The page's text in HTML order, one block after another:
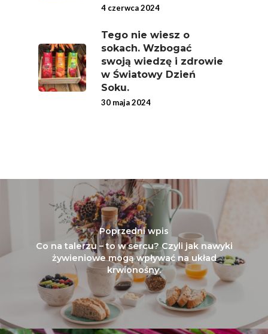
4 czerwca 2024
Tego nie wiesz o
sokach. Wzbogać
swoją wiedzę i zdrowie
w Światowy Dzień
Soku.
30 maja 2024
Poprzedni wpis
Co na talerzu – to w sercu? Czyli jak nawyki
żywieniowe mogą wpływać na układ
krwionośny.